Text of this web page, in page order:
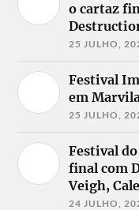
o cartaz
25 JULHO,
Festival
em
25 JULHO,
Festival
final com
Veigh,
24 JULHO,